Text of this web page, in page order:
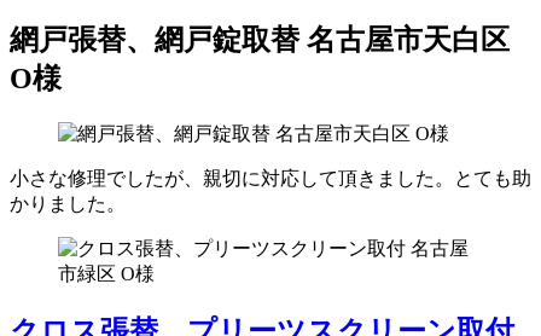
網戸張替、網戸錠取替 名古屋市天白区
O様
小さな修理でしたが、親切に対応して頂きました。とても助
かりました。